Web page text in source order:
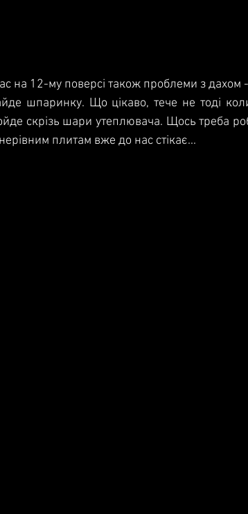
на 12-му поверсі також проблеми з
шпаринку. Що цікаво, тече не тоді
скрізь шари утеплювача. Щось треба
плитам вже до нас стікає...